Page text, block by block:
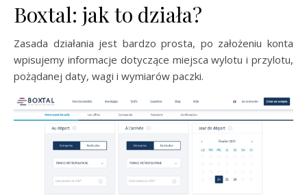
Boxtal: jak to działa?
Zasada działania jest bardzo prosta, po założeniu konta
wpisujemy informacje dotyczące miejsca wylotu i przylotu,
pożądanej daty, wagi i wymiarów paczki.